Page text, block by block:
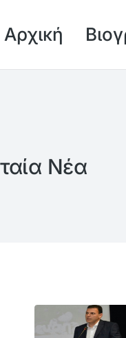
Αρχική
Νέα